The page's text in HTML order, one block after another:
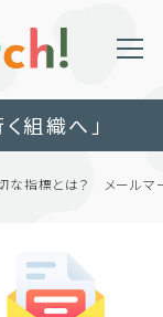
組織へ」
切な指標とは？ メール